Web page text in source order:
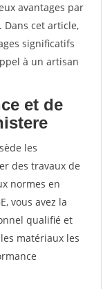
avantages par
Dans cet article,
significatifs
à un artisan
et de
les
des travaux de
normes en
vous avez la
qualifié et
matériaux les